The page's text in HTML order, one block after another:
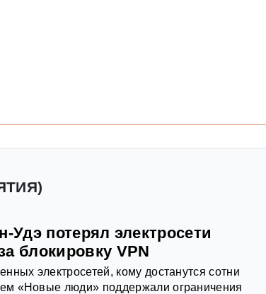
потерял электросети
блокировку VPN
электросетей, кому достанутся сотни
«Новые люди» поддержали ограничения